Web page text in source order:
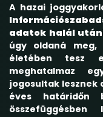
A hazai
adatok halál
úgy oldaná
életében tesz
meghatalmaz
jogosultak lesznek
éves határidőn